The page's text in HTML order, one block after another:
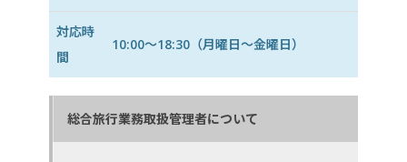
対応時
間
10:00〜18:30（月曜日〜金曜日）
総合旅行業務取扱管理者について